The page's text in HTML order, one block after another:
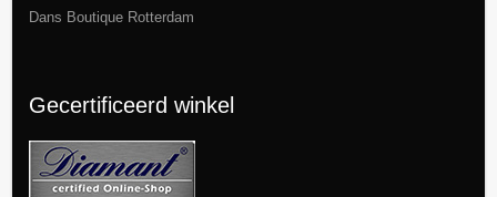
Dans Boutique Rotterdam
Gecertificeerd winkel